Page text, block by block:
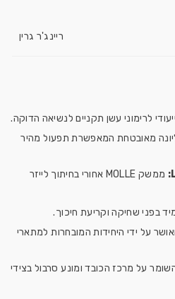
ריינג'ר גרין
לרימוני עשן תקניים לנשיאה הדוקה.
מאובטחת המאפשרת תפעול מהיר
ממשק MOLLE אחורי בחיתוך לייזר
בפני שחיקה וקריעת חיכוך.
על ידי היחידות המובחרות למתארי
על מרכז הכובד ומונע סרבול בצידי